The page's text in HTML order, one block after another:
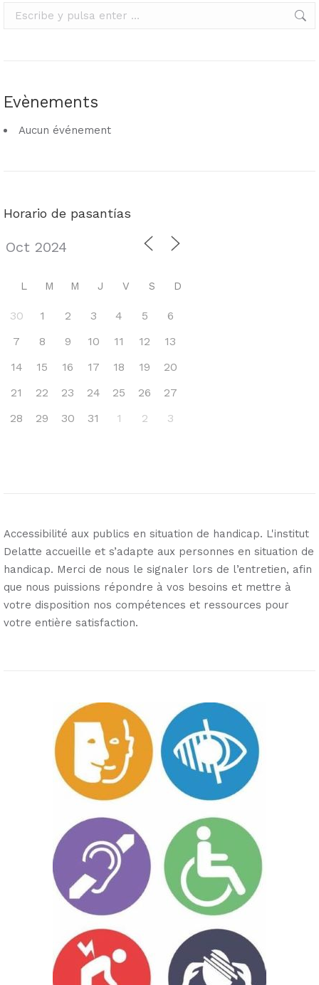
Buscar:
Evènements
Aucun événement
Horario de pasantías
L M M J V S D
30 1 2 3 4 5
6
7
8 9 10 11 12
13
14
15 16 17 18 19
20
21
22 23 24 25 26
27
28
29 30 31 1 2 3
Accessibilité aux publics en situation de handicap. L'institut
Delatte accueille et s’adapte aux personnes en situation de
handicap. Merci de nous le signaler lors de l’entretien, afin
que nous puissions répondre à vos besoins et mettre à
votre disposition nos compétences et ressources pour
votre entière satisfaction.